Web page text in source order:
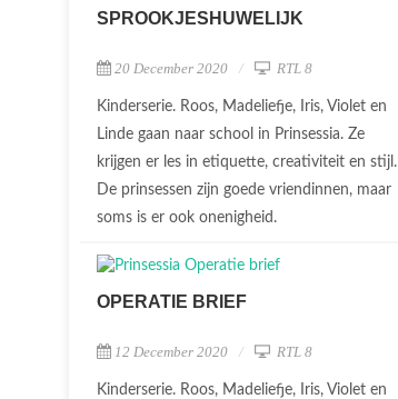
SPROOKJESHUWELIJK
20 December 2020 RTL 8
Kinderserie. Roos, Madeliefje, Iris, Violet en
Linde gaan naar school in Prinsessia. Ze
krijgen er les in etiquette, creativiteit en stijl.
De prinsessen zijn goede vriendinnen, maar
soms is er ook onenigheid.
OPERATIE BRIEF
12 December 2020 RTL 8
Kinderserie. Roos, Madeliefje, Iris, Violet en